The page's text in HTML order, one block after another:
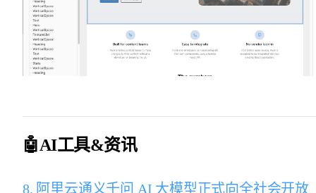
🤖AI工具&资讯
8. 阿里云通义千问 AI 大模型正式向全社会开放